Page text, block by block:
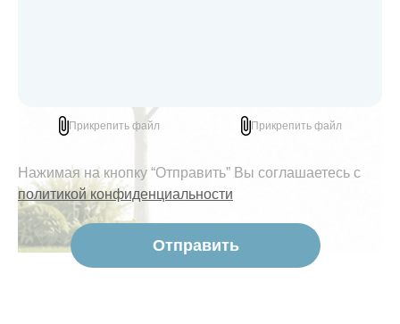
Прикрепить файл Прикрепить файл
Нажимая на кнопку “Отправить” Вы соглашаетесь с
политикой конфиденциальности